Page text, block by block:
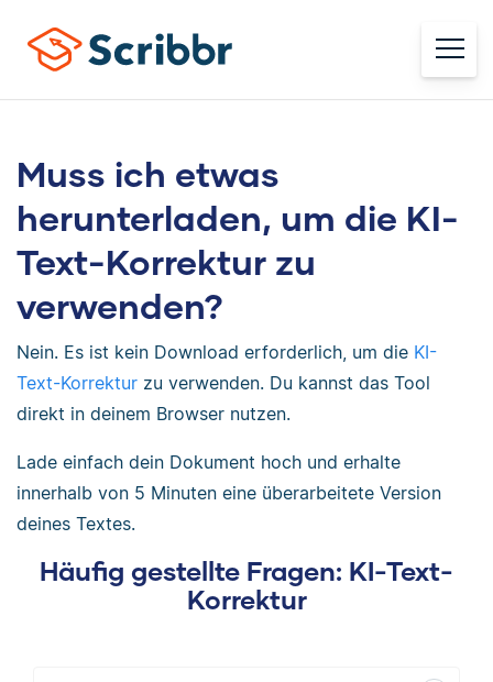
Muss ich etwas
herunterladen, um die KI-
Text-Korrektur zu
verwenden?
Nein. Es ist kein Download erforderlich, um die KI-
Text-Korrektur zu verwenden. Du kannst das Tool
direkt in deinem Browser nutzen.
Lade einfach dein Dokument hoch und erhalte
innerhalb von 5 Minuten eine überarbeitete Version
deines Textes.
Häufig gestellte Fragen: KI-Text-
Korrektur